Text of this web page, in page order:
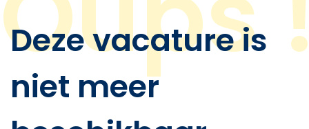
Deze vacature is
niet meer